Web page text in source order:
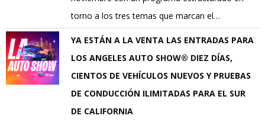
torno a los tres temas que marcan el…
YA ESTÁN A LA VENTA LAS ENTRADAS PARA
LOS ANGELES AUTO SHOW® DIEZ DÍAS,
CIENTOS DE VEHÍCULOS NUEVOS Y PRUEBAS
DE CONDUCCIÓN ILIMITADAS PARA EL SUR
DE CALIFORNIA